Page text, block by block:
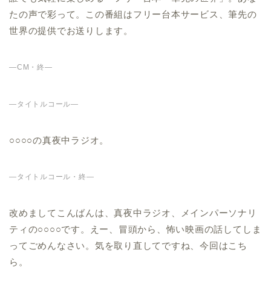
たの声で彩って。この番組はフリー台本サービス、筆先の
世界の提供でお送りします。
—CM・終—
—タイトルコール—
○○○○の真夜中ラジオ。
—タイトルコール・終—
改めましてこんばんは、真夜中ラジオ、メインパーソナリ
ティの○○○○です。えー、冒頭から、怖い映画の話してしま
ってごめんなさい。気を取り直してですね、今回はこち
ら。